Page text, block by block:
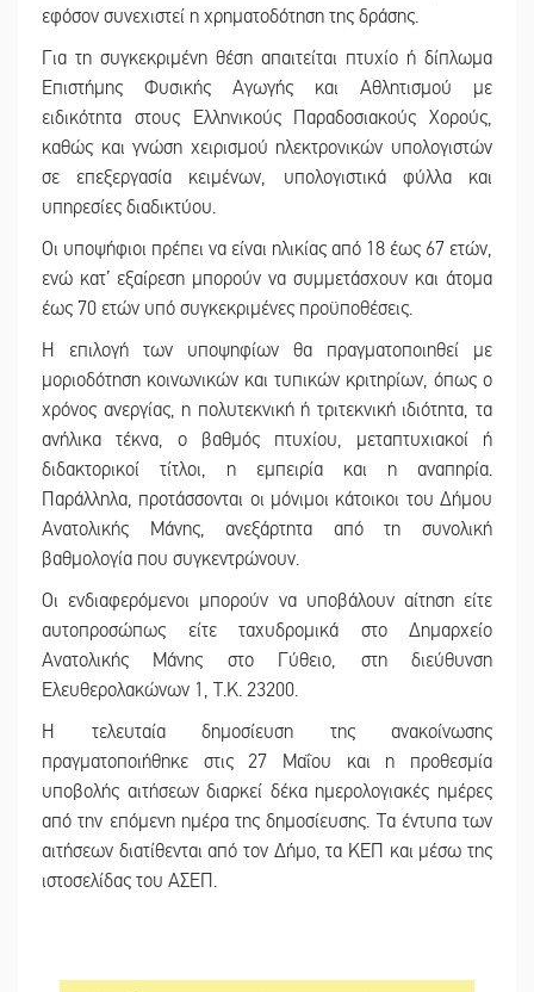
εφόσον συνεχιστεί η χρηματοδότηση της δράσης.
Για τη συγκεκριμένη θέση απαιτείται πτυχίο ή δίπλωμα
Επιστήμης Φυσικής Αγωγής και Αθλητισμού με
ειδικότητα στους Ελληνικούς Παραδοσιακούς Χορούς,
καθώς και γνώση χειρισμού ηλεκτρονικών υπολογιστών
σε επεξεργασία κειμένων, υπολογιστικά φύλλα και
υπηρεσίες διαδικτύου.
Οι υποψήφιοι πρέπει να είναι ηλικίας από 18 έως 67 ετών,
ενώ κατ’ εξαίρεση μπορούν να συμμετάσχουν και άτομα
έως 70 ετών υπό συγκεκριμένες προϋποθέσεις.
Η επιλογή των υποψηφίων θα πραγματοποιηθεί με
μοριοδότηση κοινωνικών και τυπικών κριτηρίων, όπως ο
χρόνος ανεργίας, η πολυτεκνική ή τριτεκνική ιδιότητα, τα
ανήλικα τέκνα, ο βαθμός πτυχίου, μεταπτυχιακοί ή
διδακτορικοί τίτλοι, η εμπειρία και η αναπηρία.
Παράλληλα, προτάσσονται οι μόνιμοι κάτοικοι του Δήμου
Ανατολικής Μάνης, ανεξάρτητα από τη συνολική
βαθμολογία που συγκεντρώνουν.
Οι ενδιαφερόμενοι μπορούν να υποβάλουν αίτηση είτε
αυτοπροσώπως είτε ταχυδρομικά στο Δημαρχείο
Ανατολικής Μάνης στο Γύθειο, στη διεύθυνση
Ελευθερολακώνων 1, Τ.Κ. 23200.
Η τελευταία δημοσίευση της ανακοίνωσης
πραγματοποιήθηκε στις 27 Μαΐου και η προθεσμία
υποβολής αιτήσεων διαρκεί δέκα ημερολογιακές ημέρες
από την επόμενη ημέρα της δημοσίευσης. Τα έντυπα των
αιτήσεων διατίθενται από τον Δήμο, τα ΚΕΠ και μέσω της
ιστοσελίδας του ΑΣΕΠ.